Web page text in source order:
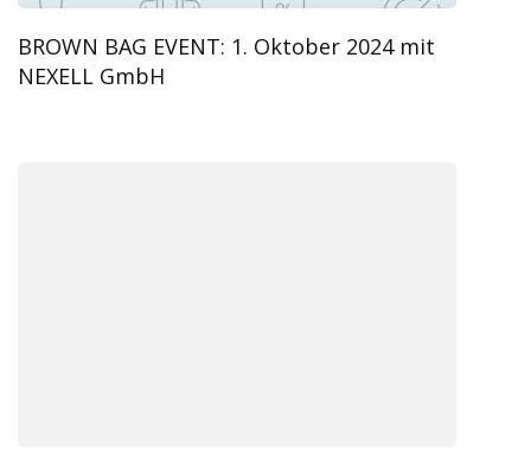
BROWN BAG EVENT: 1. Oktober 2024 mit
NEXELL GmbH